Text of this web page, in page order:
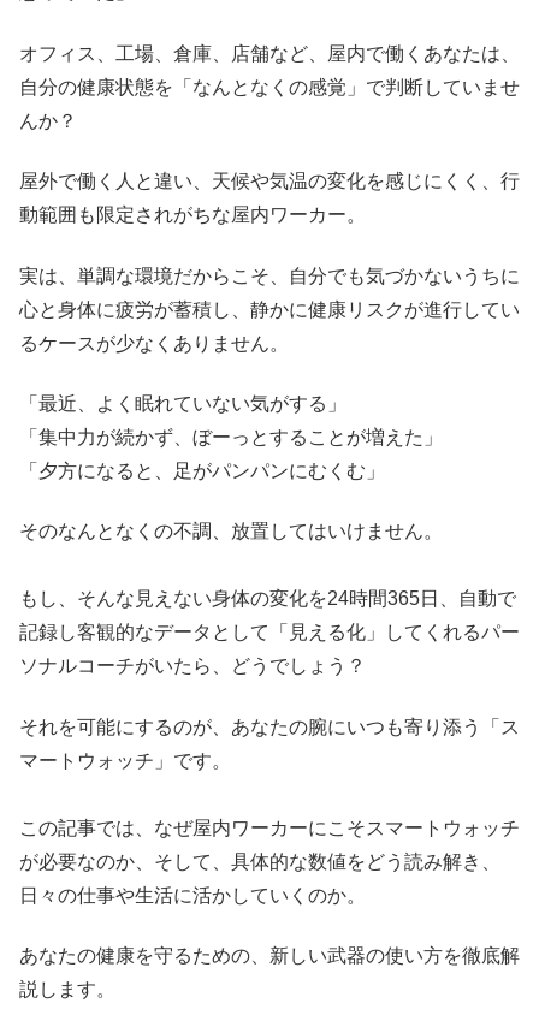
オフィス、工場、倉庫、店舗など、屋内で働くあなたは、
自分の健康状態を「なんとなくの感覚」で判断していませ
んか？
屋外で働く人と違い、天候や気温の変化を感じにくく、行
動範囲も限定されがちな屋内ワーカー。
実は、単調な環境だからこそ、自分でも気づかないうちに
心と身体に疲労が蓄積し、静かに健康リスクが進行してい
るケースが少なくありません。
「最近、よく眠れていない気がする」
「集中力が続かず、ぼーっとすることが増えた」
「夕方になると、足がパンパンにむくむ」
そのなんとなくの不調、放置してはいけません。
もし、そんな見えない身体の変化を24時間365日、自動で
記録し客観的なデータとして「見える化」してくれるパー
ソナルコーチがいたら、どうでしょう？
それを可能にするのが、あなたの腕にいつも寄り添う「ス
マートウォッチ」です。
この記事では、なぜ屋内ワーカーにこそスマートウォッチ
が必要なのか、そして、具体的な数値をどう読み解き、
日々の仕事や生活に活かしていくのか。
あなたの健康を守るための、新しい武器の使い方を徹底解
説します。